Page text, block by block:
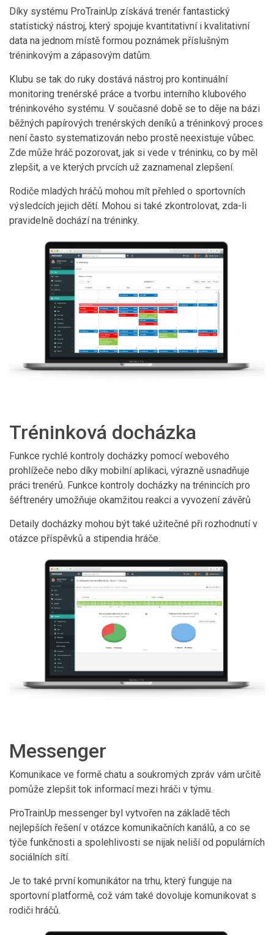
Díky systému ProTrainUp získává trenér fantastický
statistický nástroj, který spojuje kvantitativní i kvalitativní
data na jednom místě formou poznámek příslušným
tréninkovým a zápasovým datům.
Klubu se tak do ruky dostává nástroj pro kontinuální
monitoring trenérské práce a tvorbu interního klubového
tréninkového systému. V současné době se to děje na bázi
běžných papírových trenérských deníků a tréninkový proces
není často systematizován nebo prostě neexistuje vůbec.
Zde může hráč pozorovat, jak si vede v tréninku, co by měl
zlepšit, a ve kterých prvcích už zaznamenal zlepšení.
Rodiče mladých hráčů mohou mít přehled o sportovních
výsledcích jejich dětí. Mohou si také zkontrolovat, zda-li
pravidelně dochází na tréninky.
Tréninková docházka
Funkce rychlé kontroly docházky pomocí webového
prohlížeče nebo díky mobilní aplikaci, výrazně usnadňuje
práci trenérů. Funkce kontroly docházky na trénincích pro
šéftrenéry umožňuje okamžitou reakci a vyvození závěrů
Detaily docházky mohou být také užitečné při rozhodnutí v
otázce příspěvků a stipendia hráče.
Messenger
Komunikace ve formě chatu a soukromých zpráv vám určitě
pomůže zlepšit tok informací mezi hráči v týmu.
ProTrainUp messenger byl vytvořen na základě těch
nejlepších řešení v otázce komunikačních kanálů, a co se
týče funkčnosti a spolehlivosti se nijak neliší od populárních
sociálních sítí.
Je to také první komunikátor na trhu, který funguje na
sportovní platformě, což vám také dovoluje komunikovat s
rodiči hráčů.